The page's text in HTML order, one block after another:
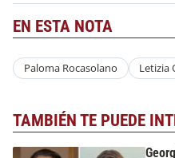
EN ESTA NOTA
Paloma Rocasolano Letizia
TAMBIÉN TE PUEDE